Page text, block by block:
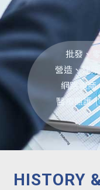
批發、
營造、建
網路電商
醫療照護
HISTORY &